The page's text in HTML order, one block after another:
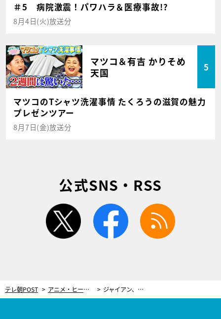
＃5 病院激震！パワハラ＆医療事故!?
8月4日(火)放送分
マツコ＆有吉 かりそめ
天国
5
マツコのTシャツ洗濯事情 たくろうの滋賀の魅力
プレゼンツアー
8月7日(金)放送分
公式SNS・RSS
twitter facebook
テレ朝POST アニメ・ヒーロー ジャイアン、誕生日記念！大活躍のおはなし2本立て＆あの名曲を大熱唱